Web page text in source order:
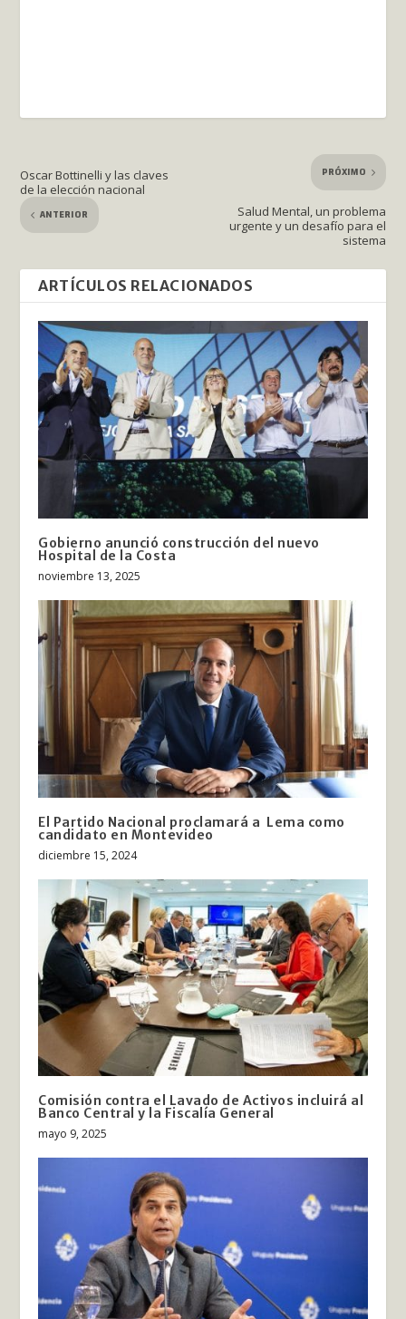
Oscar Bottinelli y las claves
de la elección nacional
ANTERIOR
PRÓXIMO
Salud Mental, un problema
urgente y un desafío para el
sistema
ARTÍCULOS RELACIONADOS
Gobierno anunció construcción del nuevo
Hospital de la Costa
noviembre 13, 2025
El Partido Nacional proclamará a Lema como
candidato en Montevideo
diciembre 15, 2024
Comisión contra el Lavado de Activos incluirá al
Banco Central y la Fiscalía General
mayo 9, 2025